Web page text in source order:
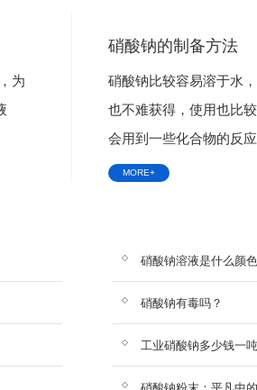
为
硝酸钠的制备方法
硝酸钠比较容易溶于水
也不难获得，使用也比
会用到一些化合物的反
MORE+
硝酸钠溶液是什么颜
硝酸钠有毒吗？
工业硝酸钠多少钱一吨